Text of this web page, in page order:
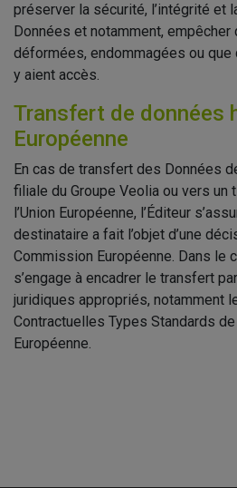
préserver la sécurité, l’intégrité et
Données et notamment, empêcher
déformées, endommagées ou
y aient accès.
Transfert de données
Européenne
En cas de transfert des Données
filiale du Groupe Veolia ou vers un
l’Union Européenne, l’Éditeur
destinataire a fait l’objet d’une
Commission Européenne. Dans le
s’engage à encadrer le transfert
juridiques appropriés, notamment
Contractuelles Types Standards
Européenne.